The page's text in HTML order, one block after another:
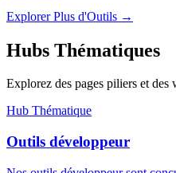
Explorer Plus d'Outils →
Hubs Thématiques
Explorez des pages piliers et
Hub Thématique
Outils développeur